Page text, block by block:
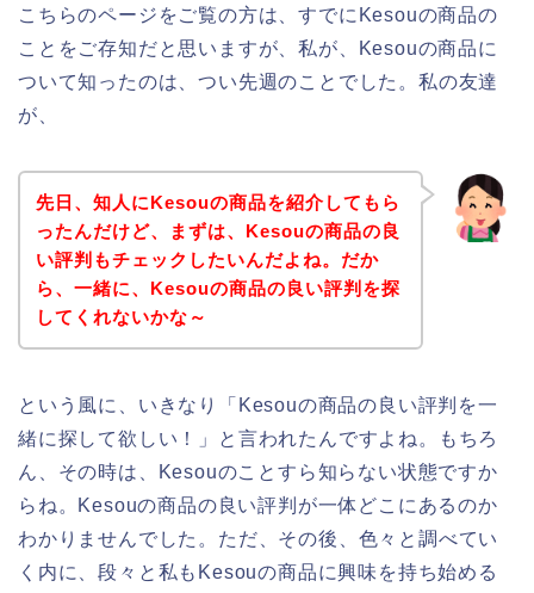
こちらのページをご覧の方は、すでにKesouの商品の
ことをご存知だと思いますが、私が、Kesouの商品に
ついて知ったのは、つい先週のことでした。私の友達
が、
先日、知人にKesouの商品を紹介してもら
ったんだけど、まずは、Kesouの商品の良
い評判もチェックしたいんだよね。だか
ら、一緒に、Kesouの商品の良い評判を探
してくれないかな～
という風に、いきなり「Kesouの商品の良い評判を一
緒に探して欲しい！」と言われたんですよね。もちろ
ん、その時は、Kesouのことすら知らない状態ですか
らね。Kesouの商品の良い評判が一体どこにあるのか
わかりませんでした。ただ、その後、色々と調べてい
く内に、段々と私もKesouの商品に興味を持ち始める